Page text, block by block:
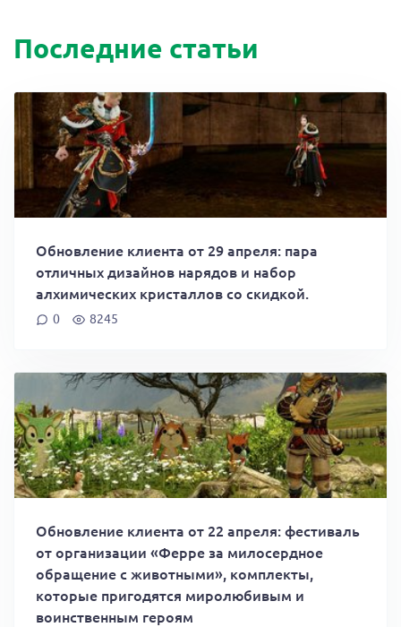
Последние статьи
Обновление клиента от 29 апреля: пара
отличных дизайнов нарядов и набор
алхимических кристаллов со скидкой.
0 8245
Обновление клиента от 22 апреля: фестиваль
от организации «Ферре за милосердное
обращение с животными», комплекты,
которые пригодятся миролюбивым и
воинственным героям